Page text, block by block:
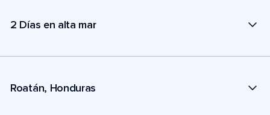
2 Días en alta mar
Roatán, Honduras